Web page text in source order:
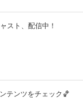
スト、配信中！
テンツをチェック🏀